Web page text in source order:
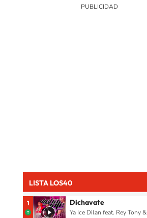
LISTA LOS40
1 Dichavate
Ya Ice Dilan feat. Rey Tony &